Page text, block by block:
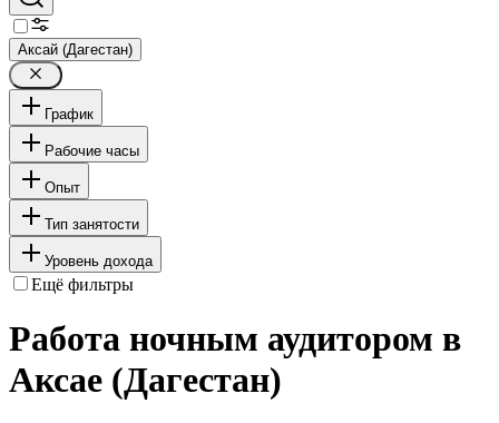
Аксай (Дагестан)
График
Рабочие часы
Опыт
Тип занятости
Уровень дохода
Ещё фильтры
Работа ночным аудитором в
Аксае (Дагестан)